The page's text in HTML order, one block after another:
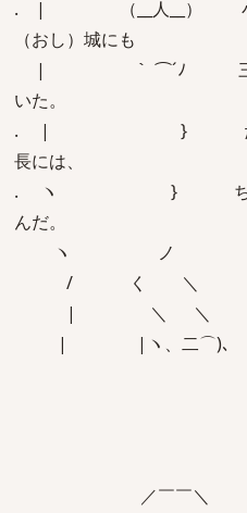
. | （__人__） 小田
（おし）城にも
| ｀ ⌒´ﾉ 三成率い
いた。
. | } だがここの
長には、
. ヽ } ちょっと困
んだ。
ヽ
/ く
| ＼
| |ヽ、二
／￣￣